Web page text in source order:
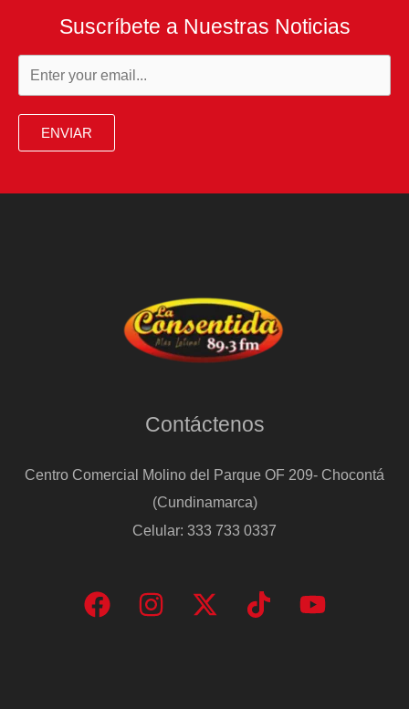
Suscríbete a Nuestras Noticias
ENVIAR
Contáctenos
Centro Comercial Molino del Parque OF 209- Chocontá
(Cundinamarca)
Celular: 333 733 0337